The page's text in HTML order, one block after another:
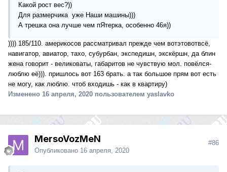
Какой рост вес?))
Для размерчика уже Наши машины)))
А трешка она лучше чем пЯтерка, особенно 46я))
)))) 185/110. америкосов рассматривал прежде чем вотэтовотвсё,
навигатор, авиатор, тахо, субурбан, экспедишн, экскёршн, да блин
жена говорит - великоваты, габаритов не чувствую мол. повёлся-
люблю её))). пришлось вот 163 брать. а так большое прям вот есть
не могу, как люблю. чтоб входишь - как в квартиру)
Изменено 16 апреля, 2020 пользователем yaslavko
MersoVozMeN
Опубликовано 16 апреля, 2020
#86